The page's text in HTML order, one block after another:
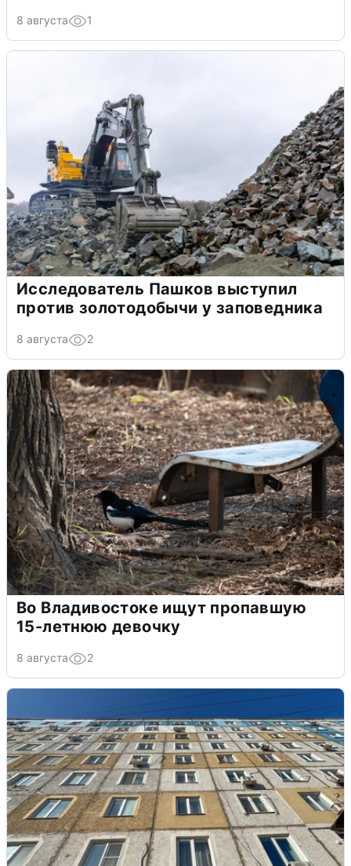
8 августа 1
Исследователь Пашков выступил
против золотодобычи у заповедника
8 августа 2
Во Владивостоке ищут пропавшую
15-летнюю девочку
8 августа 2